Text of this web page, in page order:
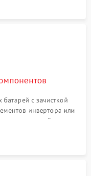
с зачисткой
инвертора или
радиодеталей.
дорожек и